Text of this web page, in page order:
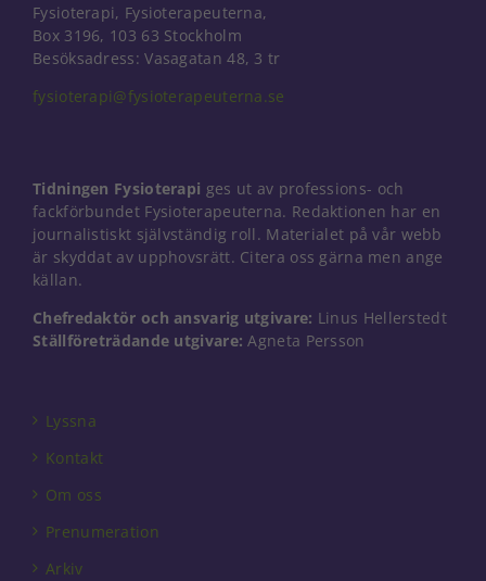
Fysioterapi, Fysioterapeuterna,
Box 3196, 103 63 Stockholm
Besöksadress: Vasagatan 48, 3 tr
fysioterapi@fysioterapeuterna.se
Tidningen Fysioterapi ges ut av professions- och
fackförbundet Fysioterapeuterna. Redaktionen har en
journalistiskt självständig roll. Materialet på vår webb
är skyddat av upphovsrätt. Citera oss gärna men ange
källan.
Chefredaktör och ansvarig utgivare: Linus Hellerstedt
Ställföreträdande utgivare: Agneta Persson
Lyssna
Kontakt
Om oss
Prenumeration
Arkiv
Dessa kakor
går inte att
välja bort. De
behövs för
att hemsidan
taget ska
fungera.